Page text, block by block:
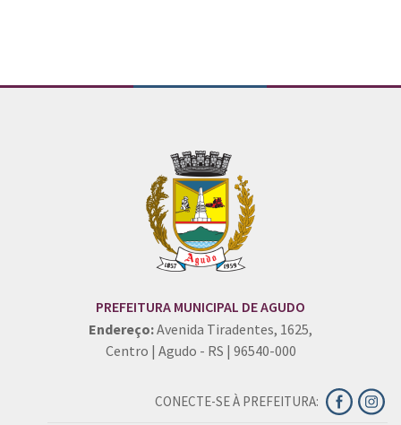
PREFEITURA MUNICIPAL DE AGUDO
Endereço:Avenida Tiradentes, 1625,
Centro | Agudo - RS | 96540-000
CONECTE-SE À PREFEITURA: